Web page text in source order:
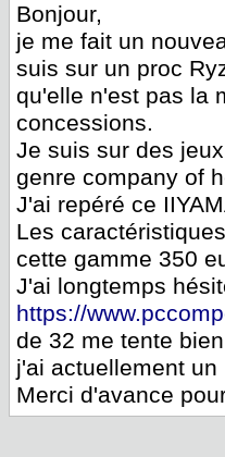
Bonjour,
je me fait un
suis sur un proc
qu'elle n'est pas la
concessions.
Je suis sur des
genre company of
J'ai repéré ce
Les
cette gamme 350
J'ai longtemps
https://
de 32 me tente bien
j'ai actuellement
Merci d'avance